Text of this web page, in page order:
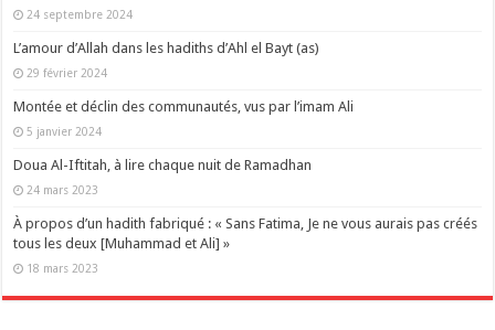
24 septembre 2024
L’amour d’Allah dans les hadiths d’Ahl el Bayt (as)
29 février 2024
Montée et déclin des communautés, vus par l’imam Ali
5 janvier 2024
Doua Al-Iftitah, à lire chaque nuit de Ramadhan
24 mars 2023
À propos d’un hadith fabriqué : « Sans Fatima, Je ne vous aurais pas créés
tous les deux [Muhammad et Ali] »
18 mars 2023